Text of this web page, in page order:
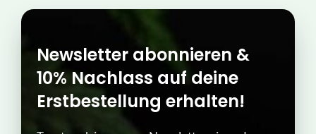
Newsletter abonnieren &
10% Nachlass auf deine
Erstbestellung erhalten!